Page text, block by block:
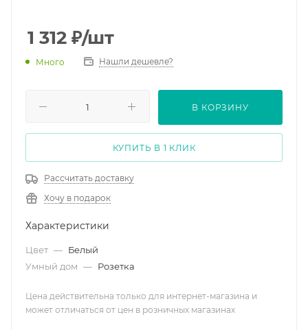
1 312 ₽/шт
Много Нашли дешевле?
В КОРЗИНУ
КУПИТЬ В 1 КЛИК
Рассчитать доставку
Хочу в подарок
Характеристики
Цвет — Белый
Умный дом — Розетка
Цена действительна только для интернет-магазина и
может отличаться от цен в розничных магазинах